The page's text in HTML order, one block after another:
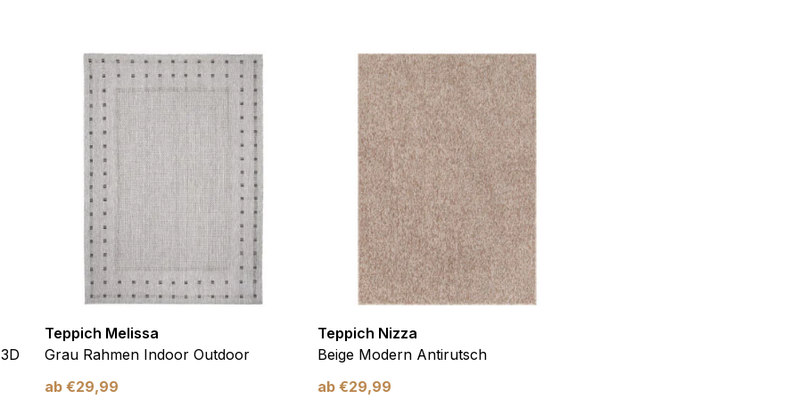
Teppich Melissa
Grau Rahmen Indoor Outdoor
ab €29,99
Teppich Nizza
Beige Modern Antirutsch
ab €29,99
sammeln und melden.
um Benutzer über Websites hinweg zu verfolgen. Das Ziel ist es, Anzeigen
Benutzer relevant und ansprechend sind und somit wertvoller für Herausgeber und
sind solche, die analysiert werden und noch keiner Kategorie zugeordnet wurden.